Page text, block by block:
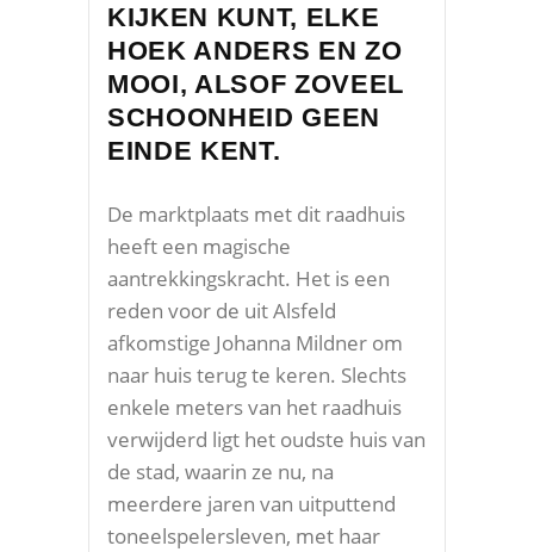
KIJKEN KUNT, ELKE
HOEK ANDERS EN ZO
MOOI, ALSOF ZOVEEL
SCHOONHEID GEEN
EINDE KENT.
De marktplaats met dit raadhuis
heeft een magische
aantrekkingskracht. Het is een
reden voor de uit Alsfeld
afkomstige Johanna Mildner om
naar huis terug te keren. Slechts
enkele meters van het raadhuis
verwijderd ligt het oudste huis van
de stad, waarin ze nu, na
meerdere jaren van uitputtend
toneelspelersleven, met haar